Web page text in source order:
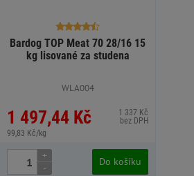
Bardog TOP Meat 70 28/16 15
kg lisované za studena
WLA004
1 497,44 Kč
99,83 Kč/kg
1 337 Kč
bez DPH
+
-
Do košíku